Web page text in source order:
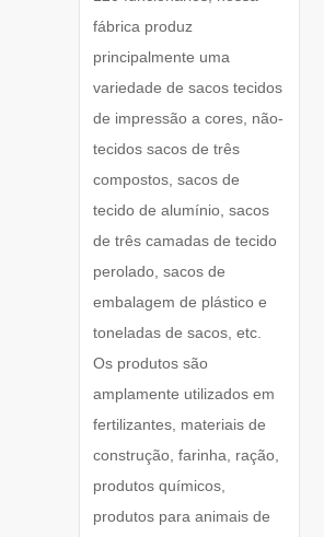
fábrica produz
principalmente uma
variedade de sacos tecidos
de impressão a cores, não-
tecidos sacos de três
compostos, sacos de
tecido de alumínio, sacos
de três camadas de tecido
perolado, sacos de
embalagem de plástico e
toneladas de sacos, etc.
Os produtos são
amplamente utilizados em
fertilizantes, materiais de
construção, farinha, ração,
produtos químicos,
produtos para animais de